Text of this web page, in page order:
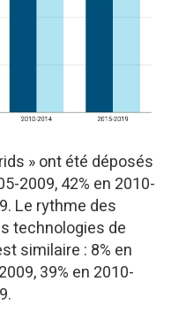
» ont été déposés
2009, 42% en 2010-
Le rythme des
technologies de
similaire : 8% en
39% en 2010-